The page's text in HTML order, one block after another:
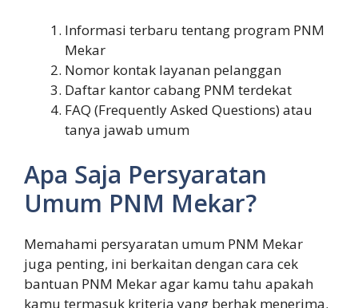
Informasi terbaru tentang program PNM
Mekar
Nomor kontak layanan pelanggan
Daftar kantor cabang PNM terdekat
FAQ (Frequently Asked Questions) atau
tanya jawab umum
Apa Saja Persyaratan
Umum PNM Mekar?
Memahami persyaratan umum PNM Mekar
juga penting, ini berkaitan dengan cara cek
bantuan PNM Mekar agar kamu tahu apakah
kamu termasuk kriteria yang berhak menerima.